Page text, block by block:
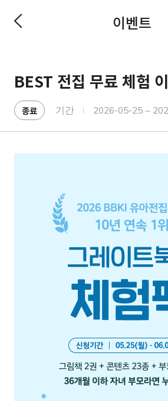
이벤트
BEST 전집 무료 체험
종료 기간 2026-05-25 ~